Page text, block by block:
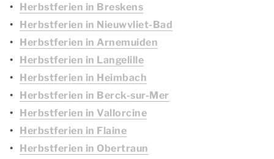
Herbstferien in Breskens
Herbstferien in Nieuwvliet-Bad
Herbstferien in Arnemuiden
Herbstferien in Langelille
Herbstferien in Heimbach
Herbstferien in Berck-sur-Mer
Herbstferien in Vallorcine
Herbstferien in Flaine
Herbstferien in Obertraun